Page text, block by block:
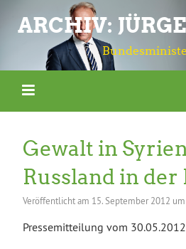
ARCHIV:
Gewalt in
Russland in
Veröffentlicht am 15. September 2012
Pressemitteilung vom 30.05.2012